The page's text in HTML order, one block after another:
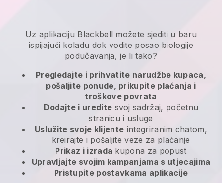
Uz aplikaciju Blackbell možete sjediti u baru
ispijajući koladu dok vodite posao biologije
podučavanja, je li tako?
Pregledajte i prihvatite narudžbe kupaca,
pošaljite ponude, prikupite plaćanja i
troškove povrata
Dodajte i uredite svoj sadržaj, početnu
stranicu i usluge
Uslužite svoje klijente integriranim chatom,
kreirajte i pošaljite veze za plaćanje
Prikaz i izrada kupona za popust
Upravljajte svojim kampanjama s utjecajima
Pristupite postavkama aplikacije